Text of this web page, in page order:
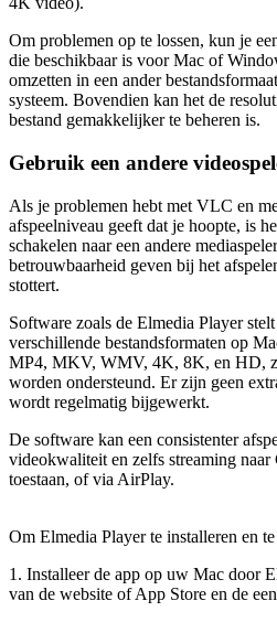
Om problemen op te lossen, kun je
die beschikbaar is voor Mac of
omzetten in een ander
systeem. Bovendien kan het de
bestand gemakkelijker te beheren is.
Gebruik een andere
Als je problemen hebt met VLC en
afspeelniveau geeft dat je hoopte, is
schakelen naar een andere
betrouwbaarheid geven bij het
stottert.
Software zoals de Elmedia Player
verschillende bestandsformaten op
MP4, MKV, WMV, 4K, 8K, en HD,
worden ondersteund. Er zijn geen
wordt regelmatig bijgewerkt.
De software kan een consistenter
videokwaliteit en zelfs streaming naar
toestaan, of via AirPlay.
Om Elmedia Player te installeren en
1. Installeer de app op uw Mac door
van de website of App Store en de